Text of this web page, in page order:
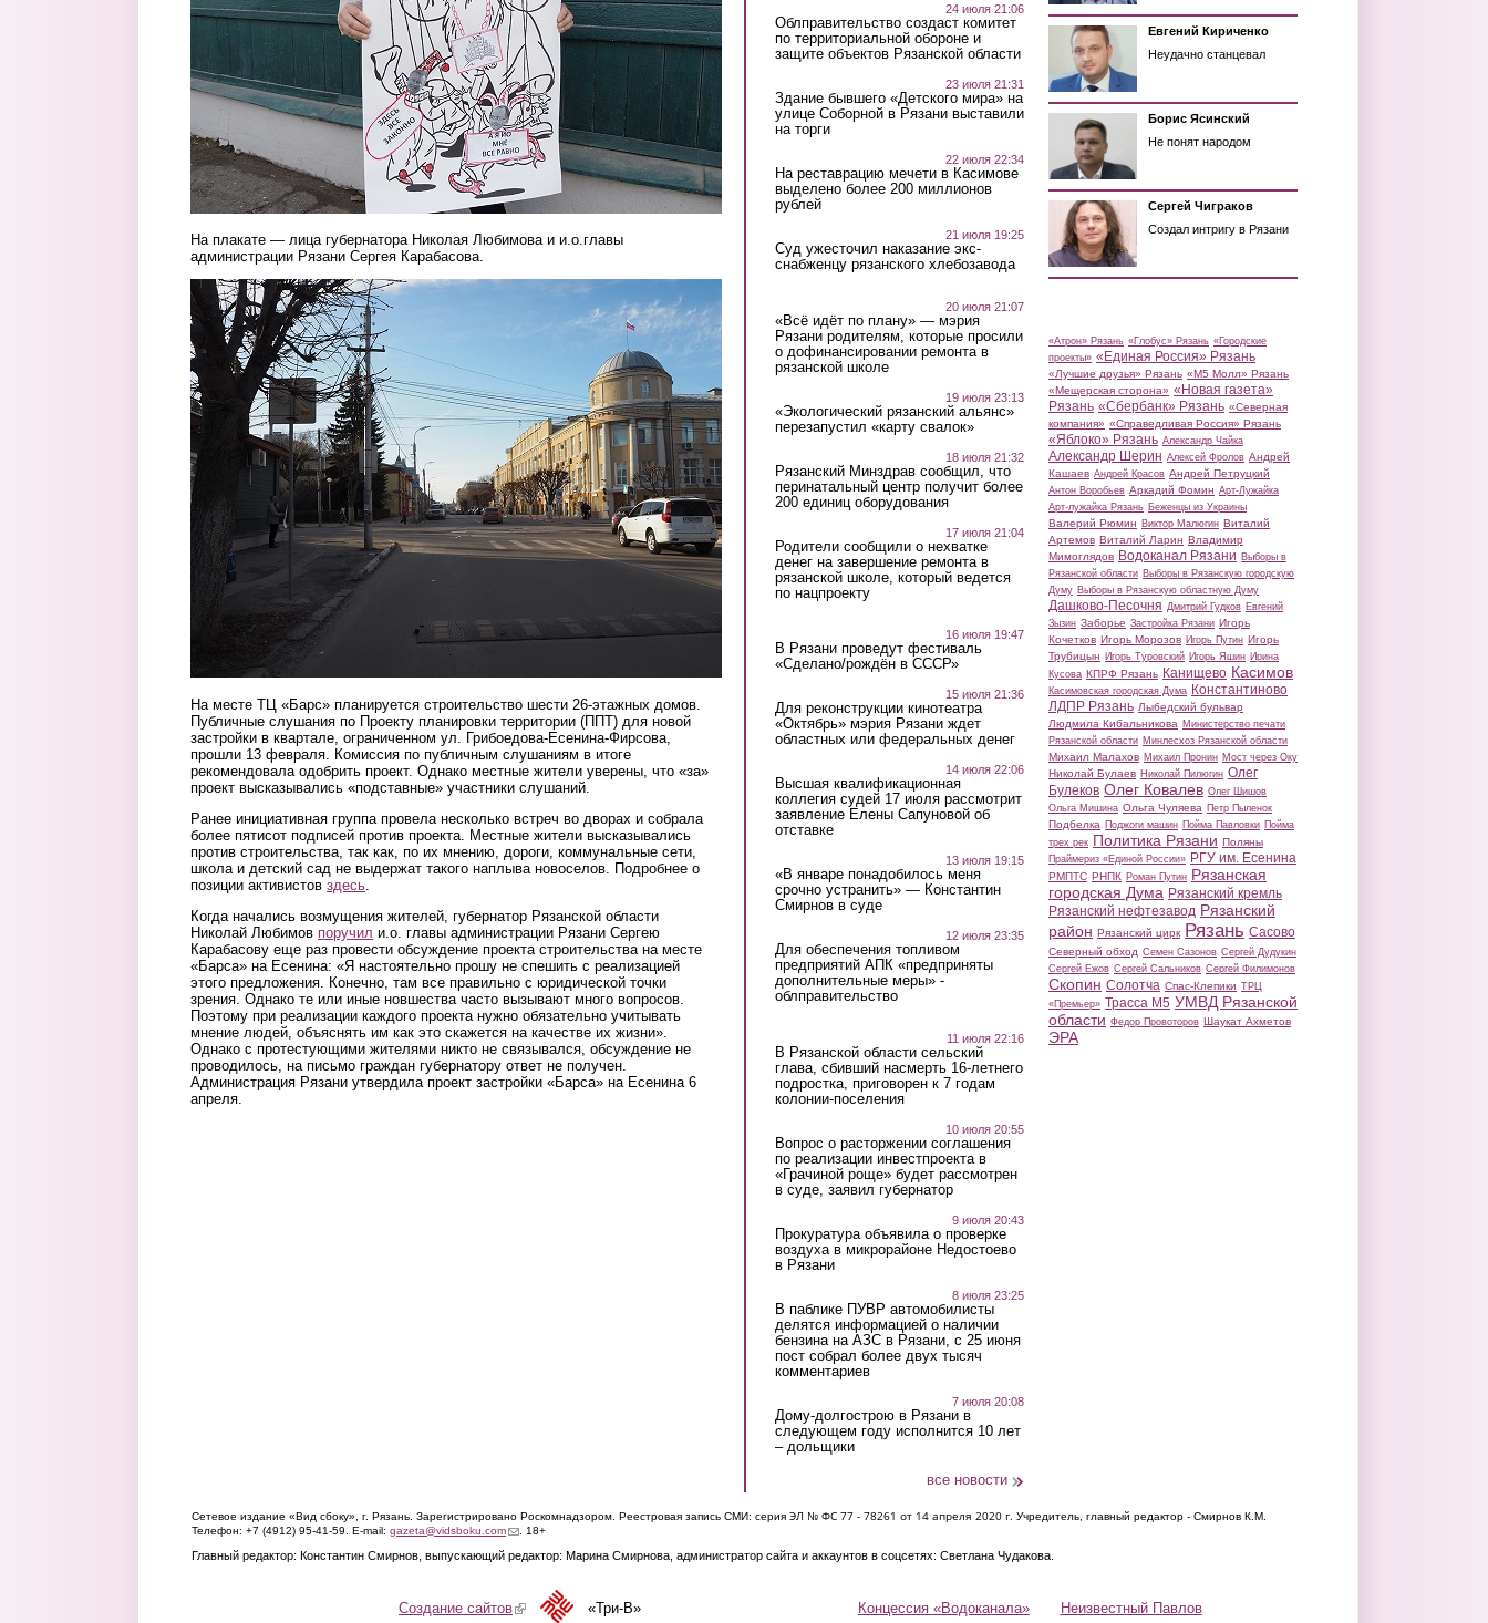
На плакате — лица губернатора Николая Любимова и и.о.главы
администрации Рязани Сергея Карабасова.
3.jpg
На месте ТЦ «Барс» планируется строительство шести 26-этажных домов.
Публичные слушания по Проекту планировки территории (ППТ) для новой
застройки в квартале, ограниченном ул. Грибоедова-Есенина-Фирсова,
прошли 13 февраля. Комиссия по публичным слушаниям в итоге
рекомендовала одобрить проект. Однако местные жители уверены, что «за»
проект высказывались «подставные» участники слушаний.
Ранее инициативная группа провела несколько встреч во дворах и собрала
более пятисот подписей против проекта. Местные жители высказывались
против строительства, так как, по их мнению, дороги, коммунальные сети,
школа и детский сад не выдержат такого наплыва новоселов. Подробнее о
позиции активистов здесь
Когда начались возмущения жителей, губернатор Рязанской области
Николай Любимов поручил и.о. главы администрации Рязани Сергею
Карабасову еще раз провести обсуждение проекта строительства на месте
«Барса» на Есенина: «Я настоятельно прошу не спешить с реализацией
этого предложения. Конечно, там все правильно с юридической точки
зрения. Однако те или иные новшества часто вызывают много вопросов.
Поэтому при реализации каждого проекта нужно обязательно учитывать
мнение людей, объяснять им как это скажется на качестве их жизни».
Однако с протестующими жителями никто не связывался, обсуждение не
проводилось, на письмо граждан губернатору ответ не получен.
Администрация Рязани утвердила проект застройки «Барса» на Есенина 6
апреля.
24 июля 21:06
Облправительство создаст комитет
по территориальной обороне и
защите объектов Рязанской области
23 июля 21:31
Здание бывшего «Детского мира» на
улице Соборной в Рязани выставили
на торги
22 июля 22:34
На реставрацию мечети в Касимове
выделено более 200 миллионов
рублей
21 июля 19:25
Суд ужесточил наказание экс-
снабженцу рязанского хлебозавода
20 июля 21:07
«Всё идёт по плану» — мэрия
Рязани родителям, которые просили
о дофинансировании ремонта в
рязанской школе
19 июля 23:13
«Экологический рязанский альянс»
перезапустил «карту свалок»
18 июля 21:32
Рязанский Минздрав сообщил, что
перинатальный центр получит более
200 единиц оборудования
17 июля 21:04
Родители сообщили о нехватке
денег на завершение ремонта в
рязанской школе, который ведется
по нацпроекту
16 июля 19:47
В Рязани проведут фестиваль
«Сделано/рождён в СССР»
15 июля 21:36
Для реконструкции кинотеатра
«Октябрь» мэрия Рязани ждет
областных или федеральных денег
14 июля 22:06
Высшая квалификационная
коллегия судей 17 июля рассмотрит
заявление Елены Сапуновой об
отставке
13 июля 19:15
«В январе понадобилось меня
срочно устранить» — Константин
Смирнов в суде
12 июля 23:35
Для обеспечения топливом
предприятий АПК «предприняты
дополнительные меры» -
облправительство
11 июля 22:16
В Рязанской области сельский
глава, сбивший насмерть 16-летнего
подростка, приговорен к 7 годам
колонии-поселения
10 июля 20:55
Вопрос о расторжении соглашения
по реализации инвестпроекта в
«Грачиной роще» будет рассмотрен
в суде, заявил губернатор
9 июля 20:43
Прокуратура объявила о проверке
воздуха в микрорайоне Недостоево
в Рязани
8 июля 23:25
В паблике ПУВР автомобилисты
делятся информацией о наличии
бензина на АЗС в Рязани, с 25 июня
пост собрал более двух тысяч
комментариев
7 июля 20:08
Дому-долгострою в Рязани в
следующем году исполнится 10 лет
– дольщики
все новости
Евгений Кириченко
Неудачно станцевал
Борис Ясинский
Не понят народом
Сергей Чиграков
Создал интригу в Рязани
«Атрон» Рязань «Глобус» Рязань «Городские
проекты» «Единая Россия» Рязань
«Лучшие друзья» Рязань «М5 Молл» Рязань
«Мещерская сторона» «Новая газета»
Рязань «Сбербанк» Рязань «Северная
компания» «Справедливая Россия» Рязань
«Яблоко» Рязань Александр Чайка
Александр Шерин Алексей Фролов Андрей
Кашаев Андрей Красов Андрей Петруцкий
Антон Воробьев Аркадий Фомин Арт-Лужайка
Арт-лужайка Рязань Беженцы из Украины
Валерий Рюмин Виктор Малюгин Виталий
Артемов Виталий Ларин Владимир
Мимоглядов Водоканал Рязани Выборы в
Рязанской области Выборы в Рязанскую городскую
Думу Выборы в Рязанскую областную Думу
Дашково-Песочня Дмитрий Гудков Евгений
Зызин Заборье Застройка Рязани Игорь
Кочетков Игорь Морозов Игорь Путин Игорь
Трубицын Игорь Туровский Игорь Яшин Ирина
Кусова КПРФ Рязань Канищево Касимов
Касимовская городская Дума Константиново
ЛДПР Рязань Лыбедский бульвар
Людмила Кибальникова Министерство печати
Рязанской области Минлесхоз Рязанской области
Михаил Малахов Михаил Пронин Мост через Оку
Николай Булаев Николай Пилюгин Олег
Булеков Олег Ковалев Олег Шишов
Ольга Мишина Ольга Чуляева Петр Пыленок
Подбелка Поджоги машин Пойма Павловки Пойма
трех рек Политика Рязани Поляны
Праймериз «Единой России» РГУ им. Есенина
РМПТС РНПК Роман Путин Рязанская
городская Дума Рязанский кремль
Рязанский нефтезавод Рязанский
район Рязанский цирк Рязань Сасово
Северный обход Семен Сазонов Сергей Дудукин
Сергей Ежов Сергей Сальников Сергей Филимонов
Скопин Солотча Спас-Клепики ТРЦ
«Премьер» Трасса М5 УМВД Рязанской
области Федор Провоторов Шаукат Ахметов
ЭРА
Сетевое издание «Вид сбоку», г. Рязань. Зарегистрировано Роскомнадзором. Реестровая запись СМИ: серия ЭЛ № ФС 77 - 78261 от 14 апреля 2020 г. Учредитель, главный редактор - Смирнов К.М.
Телефон: +7 (4912) 95-41-59. E-mail: gazeta@vidsboku.com(link sends e-mail)
. 18+
Главный редактор: Константин Смирнов, выпускающий редактор: Марина Смирнова, администратор сайта и аккаунтов в соцсетях: Светлана Чудакова.
Концессия «Водоканала» Неизвестный Павлов
Создание сайтов(link is external)«Три-В»